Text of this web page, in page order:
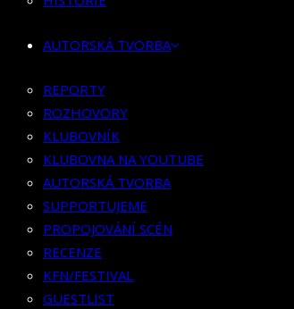
KLUBOVNA NA YOUTUBE
SUPPORTUJEME
PROPOJOVÁNÍ SCÉN
RECENZE
KFN/FESTIVAL
GUESTLIST
SPOLUPRÁCE
BOOKING
PR SPOLUPRÁCE
AUTORSKÁ TVORBA
REPORTY
ROZHOVORY
KLUBOVNÍK
KLUBOVNA NA YOUTUBE
AUTORSKÁ TVORBA
SUPPORTUJEME
PROPOJOVÁNÍ SCÉN
RECENZE
KFN/FESTIVAL
GUESTLIST